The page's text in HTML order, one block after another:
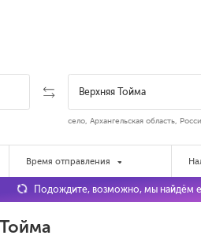
село, Архангельская область,
Время отправления
Подождите, возможно, мы найдём